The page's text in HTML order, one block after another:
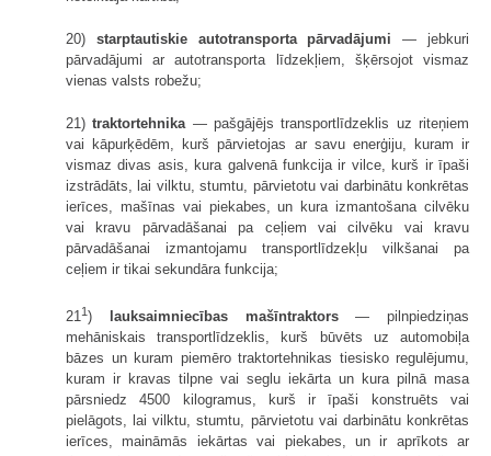
20) starptautiskie autotransporta pārvadājumi — jebkuri
pārvadājumi ar autotransporta līdzekļiem, šķērsojot vismaz
vienas valsts robežu;
21)traktortehnika — pašgājējs transportlīdzeklis uz riteņiem
vai kāpurķēdēm, kurš pārvietojas ar savu enerģiju, kuram ir
vismaz divas asis, kura galvenā funkcija ir vilce, kurš ir īpaši
izstrādāts, lai vilktu, stumtu, pārvietotu vai darbinātu konkrētas
ierīces, mašīnas vai piekabes, un kura izmantošana cilvēku
vai kravu pārvadāšanai pa ceļiem vai cilvēku vai kravu
pārvadāšanai izmantojamu transportlīdzekļu vilkšanai pa
ceļiem ir tikai sekundāra funkcija;
211) lauksaimniecības mašīntraktors— pilnpiedziņas
mehāniskais transportlīdzeklis, kurš būvēts uz automobiļa
bāzes un kuram piemēro traktortehnikas tiesisko regulējumu,
kuram ir kravas tilpne vai seglu iekārta un kura pilnā masa
pārsniedz 4500 kilogramus, kurš ir īpaši konstruēts vai
pielāgots, lai vilktu, stumtu, pārvietotu vai darbinātu konkrētas
ierīces, maināmās iekārtas vai piekabes, un ir aprīkots ar